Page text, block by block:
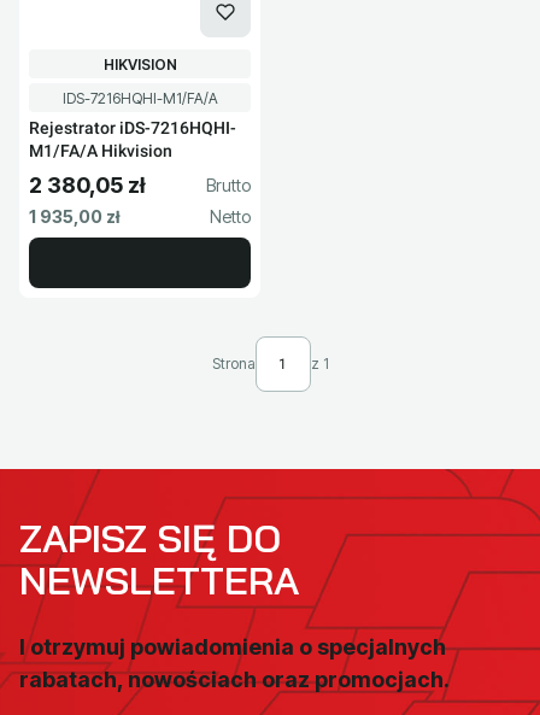
Kod produktu
IDS-7216HQHI-M1/FA/A
Rejestrator iDS-7216HQHI-
M1/FA/A Hikvision
PRODUCENT
HIKVISION
Cena brutto
2 380,05 zł
Cena netto
1 935,00 zł
Strona z 1
ZAPISZ SIĘ DO
NEWSLETTERA
I otrzymuj powiadomienia o specjalnych
rabatach, nowościach oraz promocjach.